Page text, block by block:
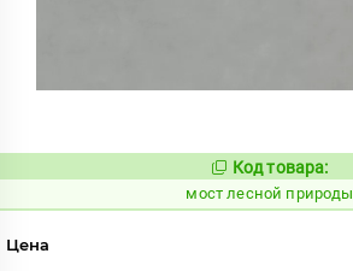
Код товара:
мост лесной природы
Цена